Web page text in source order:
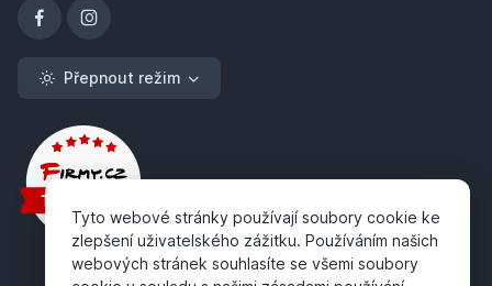
Přepnout režim
Tyto webové stránky používají soubory cookie ke
zlepšení uživatelského zážitku. Používáním našich
webových stránek souhlasíte se všemi soubory